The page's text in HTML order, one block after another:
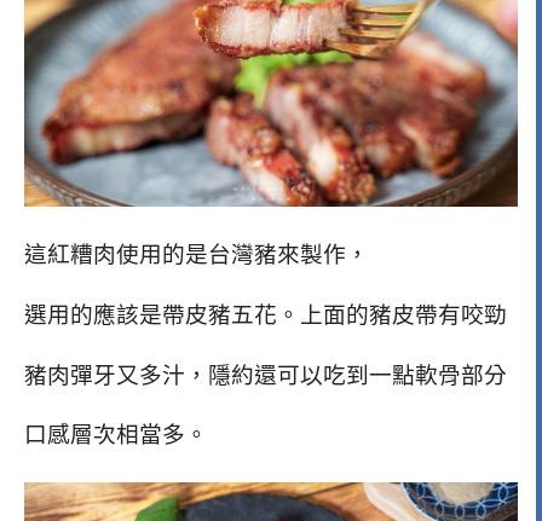
這紅糟肉使用的是台灣豬來製作，
選用的應該是帶皮豬五花。上面的豬皮帶有咬勁
豬肉彈牙又多汁，隱約還可以吃到一點軟骨部分
口感層次相當多。